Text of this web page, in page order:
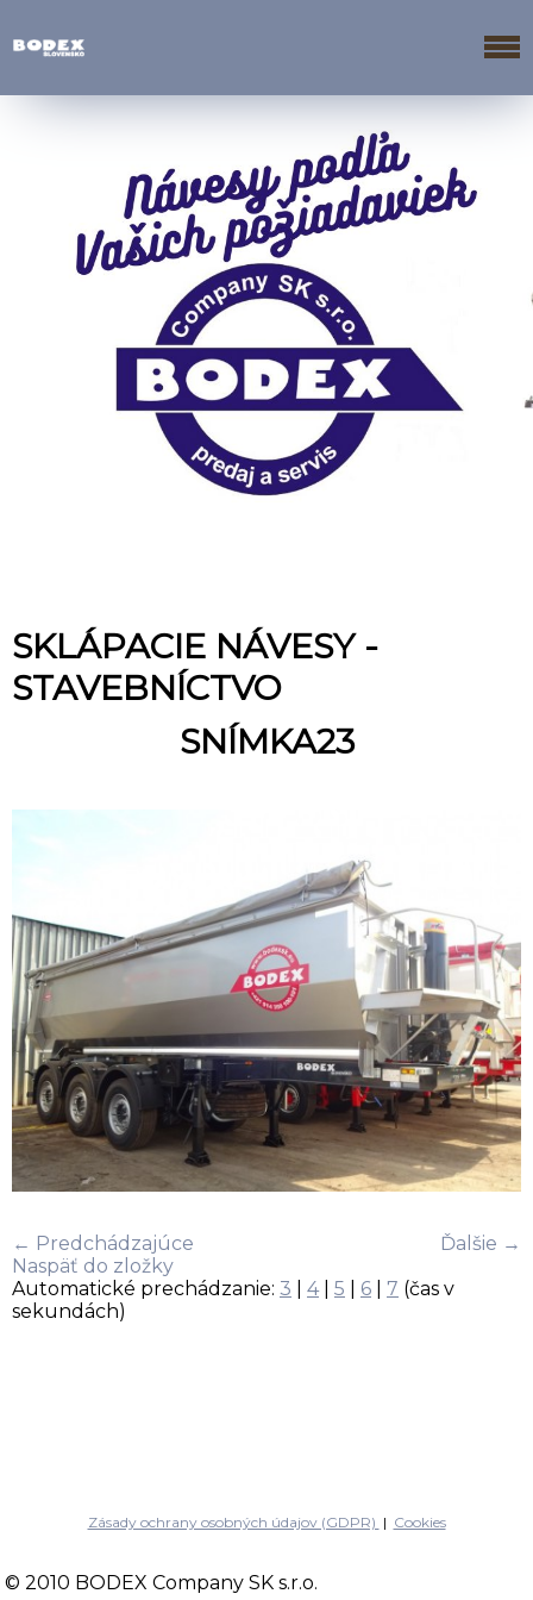
SKLÁPACIE NÁVESY -
STAVEBNÍCTVO
SNÍMKA23
← Predchádzajúce
Ďalšie →
Naspäť do zložky
Automatické prechádzanie: 3 4| 5 6 7 (čas v
sekundách)
Zásady ochrany osobných údajov (GDPR) | Cookies
© 2010 BODEX Company SK s.r.o.